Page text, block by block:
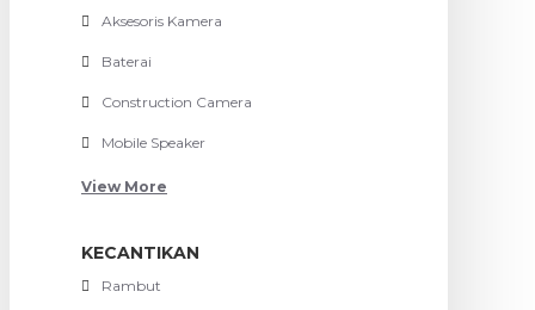
Aksesoris Kamera
Baterai
Construction Camera
Mobile Speaker
View More
KECANTIKAN
Rambut